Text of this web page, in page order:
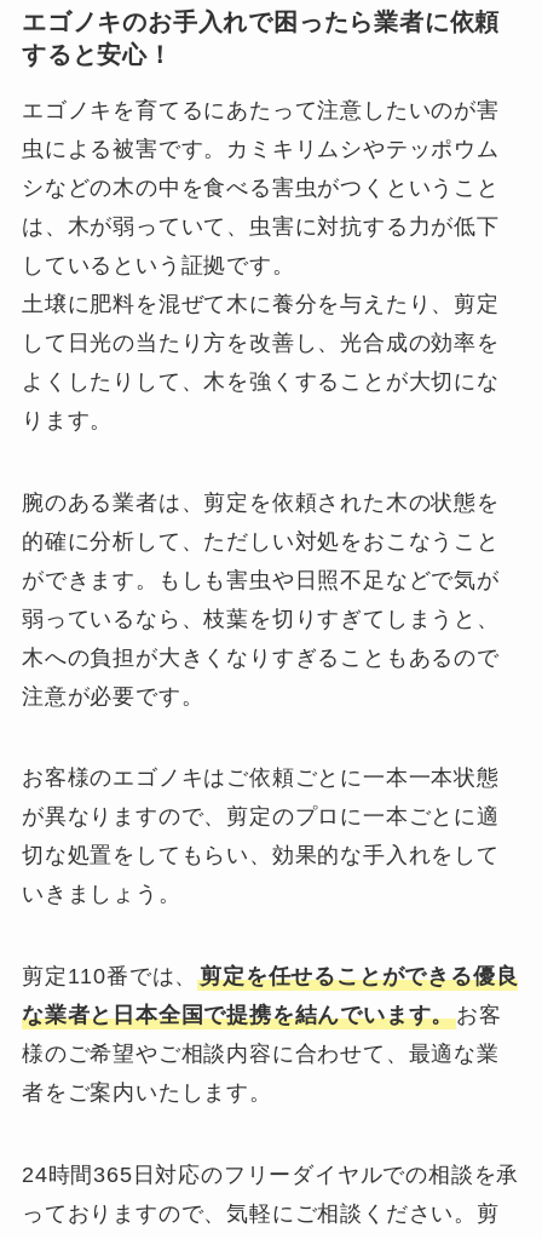
エゴノキのお手入れで困ったら業者に依頼
すると安心！
エゴノキを育てるにあたって注意したいのが害
虫による被害です。カミキリムシやテッポウム
シなどの木の中を食べる害虫がつくということ
は、木が弱っていて、虫害に対抗する力が低下
しているという証拠です。
土壌に肥料を混ぜて木に養分を与えたり、剪定
して日光の当たり方を改善し、光合成の効率を
よくしたりして、木を強くすることが大切にな
ります。
腕のある業者は、剪定を依頼された木の状態を
的確に分析して、ただしい対処をおこなうこと
ができます。もしも害虫や日照不足などで気が
弱っているなら、枝葉を切りすぎてしまうと、
木への負担が大きくなりすぎることもあるので
注意が必要です。
お客様のエゴノキはご依頼ごとに一本一本状態
が異なりますので、剪定のプロに一本ごとに適
切な処置をしてもらい、効果的な手入れをして
いきましょう。
剪定110番では、剪定を任せることができる優良
な業者と日本全国で提携を結んでいます。お客
様のご希望やご相談内容に合わせて、最適な業
者をご案内いたします。
24時間365日対応のフリーダイヤルでの相談を承
っておりますので、気軽にご相談ください。剪